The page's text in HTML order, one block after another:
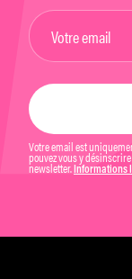
Votre email est
pouvez vous y
newsletter. Informations